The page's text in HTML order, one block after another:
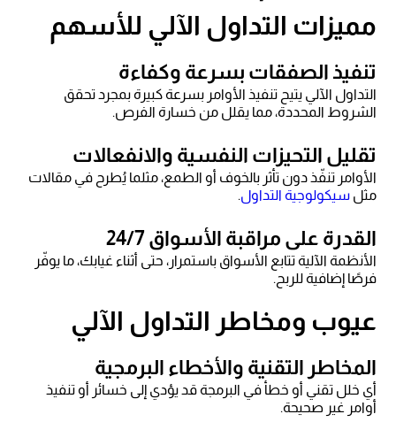
مميزات التداول الآلي للأسهم
تنفيذ الصفقات بسرعة وكفاءة
التداول الآلي يتيح تنفيذ الأوامر بسرعة كبيرة بمجرد تحقق
الشروط المحددة، مما يقلل من خسارة الفرص.
تقليل التحيزات النفسية والانفعالات
الأوامر تنفّذ دون تأثر بالخوف أو الطمع، مثلما يُطرح في مقالات
مثل سيكولوجية التداول.
القدرة على مراقبة الأسواق 24/7
الأنظمة الآلية تتابع الأسواق باستمرار، حتى أثناء غيابك، ما يوفّر
فرصًا إضافية للربح.
عيوب ومخاطر التداول الآلي
المخاطر التقنية والأخطاء البرمجية
أي خلل تقني أو خطأ في البرمجة قد يؤدي إلى خسائر أو تنفيذ
أوامر غير صحيحة.